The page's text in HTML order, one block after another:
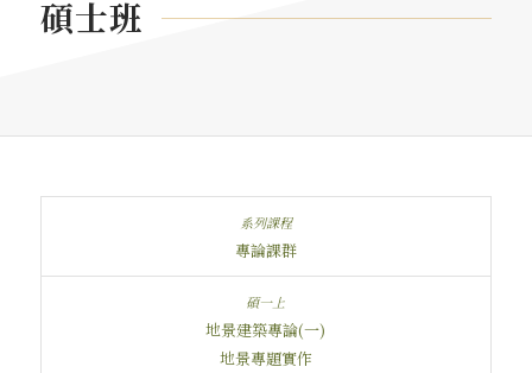
碩士班
專論課群
地景建築專論(一)
地景專題實作